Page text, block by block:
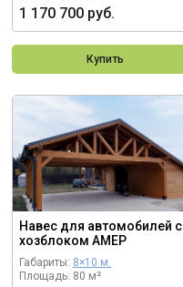
1 170 700 руб.
Купить
Навес для автомобилей с
хозблоком АМЕР
Габариты: 8×10 м.
Площадь: 80 м²